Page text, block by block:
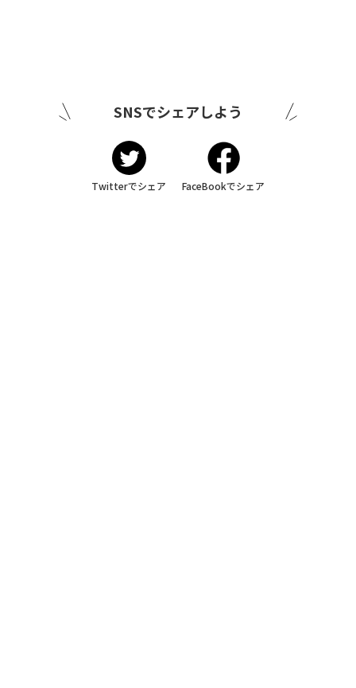
SNSでシェアしよう
Twitterでシェア FaceBookでシェア